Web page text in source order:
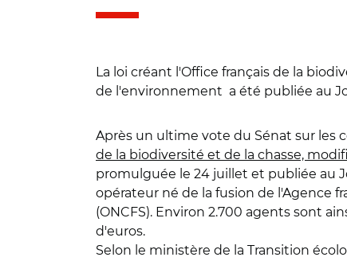
La loi créant l'Office français de la
de l'environnement a été publiée au
Après un ultime vote du Sénat sur les
de la biodiversité et de la chasse,
promulguée le 24 juillet et publiée au
opérateur né de la fusion de l'Agence
(ONCFS). Environ 2.700 agents sont
d'euros.
Selon le ministère de la Transition